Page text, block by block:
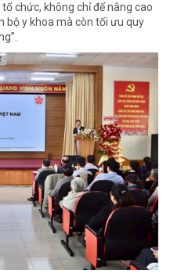
chức, không chỉ để nâng cao
bộ y khoa mà còn tối ưu quy